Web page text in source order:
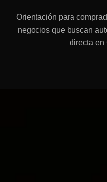
Orientación para
negocios que buscan
directa en